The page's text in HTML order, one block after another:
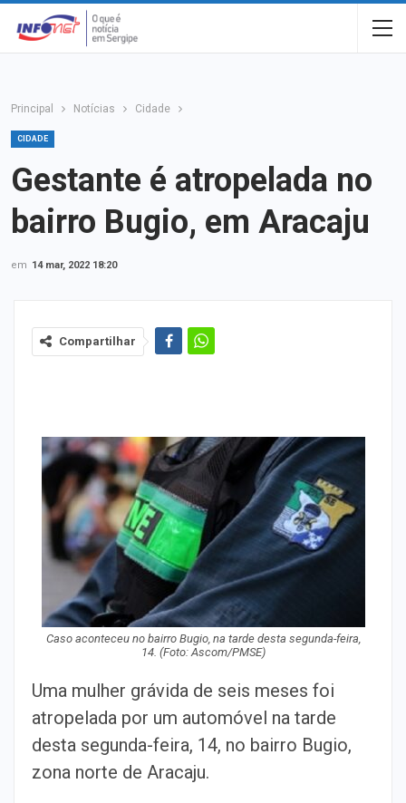
Principal Notícias Cidade
CIDADE
Gestante é atropelada no
bairro Bugio, em Aracaju
em 14 mar, 2022 18:20
Compartilhar
Caso aconteceu no bairro Bugio, na tarde desta segunda-feira,
14. (Foto: Ascom/PMSE)
Uma mulher grávida de seis meses foi
atropelada por um automóvel na tarde
desta segunda-feira, 14, no bairro Bugio,
zona norte de Aracaju.